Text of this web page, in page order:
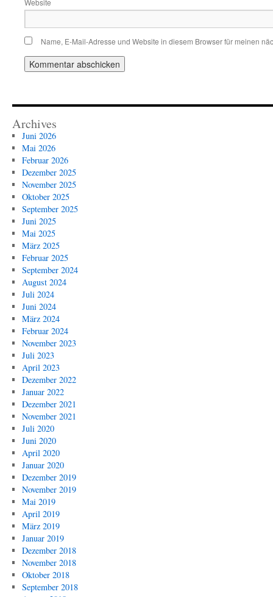
Website
Name, E-Mail-Adresse und Website in diesem Browser für meinen
Archives
Juni 2026
Mai 2026
Februar 2026
Dezember 2025
November 2025
Oktober 2025
September 2025
Juni 2025
Mai 2025
März 2025
Februar 2025
September 2024
August 2024
Juli 2024
Juni 2024
März 2024
Februar 2024
November 2023
Juli 2023
April 2023
Dezember 2022
Januar 2022
Dezember 2021
November 2021
Juli 2020
Juni 2020
April 2020
Januar 2020
Dezember 2019
November 2019
Mai 2019
April 2019
März 2019
Januar 2019
Dezember 2018
November 2018
Oktober 2018
September 2018